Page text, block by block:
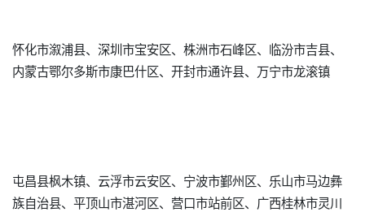
怀化市溆浦县、深圳市宝安区、株洲市石峰区、临汾市吉县、
内蒙古鄂尔多斯市康巴什区、开封市通许县、万宁市龙滚镇
屯昌县枫木镇、云浮市云安区、宁波市鄞州区、乐山市马边彝
族自治县、平顶山市湛河区、营口市站前区、广西桂林市灵川